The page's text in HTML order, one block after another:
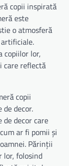
copii inspirată
este
o atmosferă
copiilor lor,
care reflectă
copii
decor.
de decor care
ar fi pomii și
Părinții
lor, folosind